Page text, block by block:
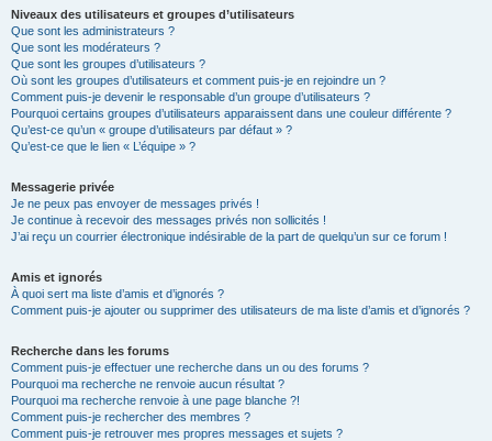
Niveaux des utilisateurs et groupes d’utilisateurs
Que sont les administrateurs ?
Que sont les modérateurs ?
Que sont les groupes d’utilisateurs ?
Où sont les groupes d’utilisateurs et comment puis-je en rejoindre un ?
Comment puis-je devenir le responsable d’un groupe d’utilisateurs ?
Pourquoi certains groupes d’utilisateurs apparaissent dans une couleur différente ?
Qu’est-ce qu’un « groupe d’utilisateurs par défaut » ?
Qu’est-ce que le lien « L’équipe » ?
Messagerie privée
Je ne peux pas envoyer de messages privés !
Je continue à recevoir des messages privés non sollicités !
J’ai reçu un courrier électronique indésirable de la part de quelqu’un sur ce forum !
Amis et ignorés
À quoi sert ma liste d’amis et d’ignorés ?
Comment puis-je ajouter ou supprimer des utilisateurs de ma liste d’amis et d’ignorés ?
Recherche dans les forums
Comment puis-je effectuer une recherche dans un ou des forums ?
Pourquoi ma recherche ne renvoie aucun résultat ?
Pourquoi ma recherche renvoie à une page blanche ?!
Comment puis-je rechercher des membres ?
Comment puis-je retrouver mes propres messages et sujets ?